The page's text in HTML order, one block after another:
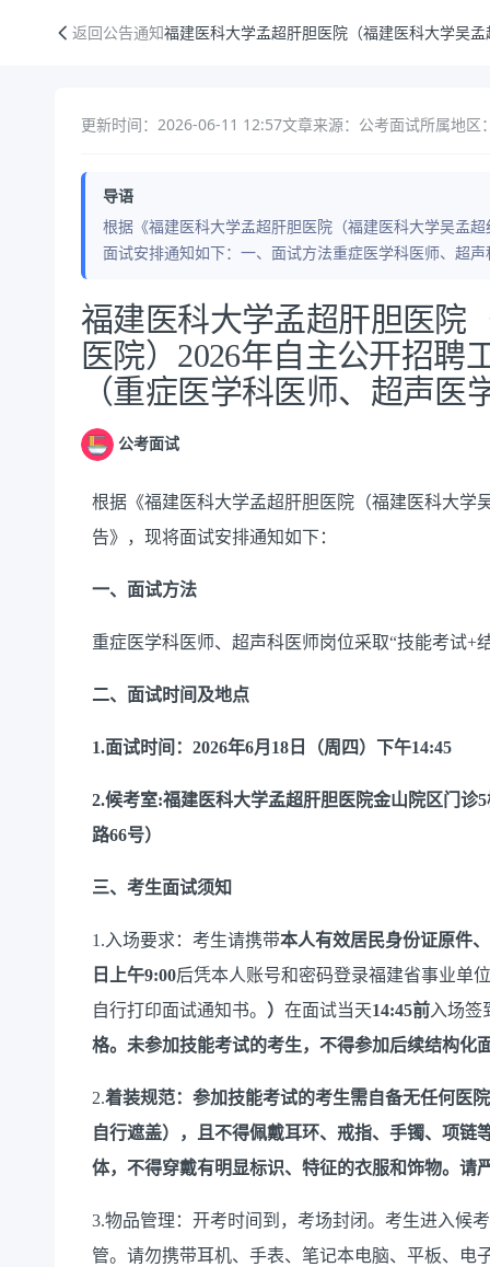
返回公告通知福建医科大学孟超肝胆医院（福建医科大学吴
更新时间：2026-06-11 12:57文章来源：公考面试所属地区
导语
根据《福建医科大学孟超肝胆医院（福建医科大学吴孟
面试安排通知如下：一、面试方法重症医学科医师、超
公告正文
福建医科大学孟超肝胆医院
医院）2026年自主公开招聘
（重症医学科医师、超声医
公考面试
根据《福建医科大学孟超肝胆医院（福建医科大学
告》，现将面试安排通知如下：
一、 面试方法
重症医学科医师、超声科医师岗位采取“技能考试+
二、面试时间及地点
1.面试时间 ：2026年6月18日（周四）下午14:45
2.候考室:福建医科大学孟超肝胆医院金山院区门诊
路66号）
三、考生面试须知
1.入场要求：考生请携带本人有效居民身份证原件
日上午9:00后凭本人账号和密码登录福建省事业单
自行打印面试通知书。 ） 在面试当天14:45前入场签
格。 未参加技能考试的考生，不得参加后续结构化
2.着装规范： 参加技能考试的考生需自备无任何医
自行遮盖）
， 且 不得佩戴耳环、戒指、手镯、项链
体，不得穿戴有明显标识、特征的衣服和饰物。 请
3.物品管理：开考时间到，考场封闭。考生进入候
管。请勿携带耳机、手表、笔记本电脑、平板、电